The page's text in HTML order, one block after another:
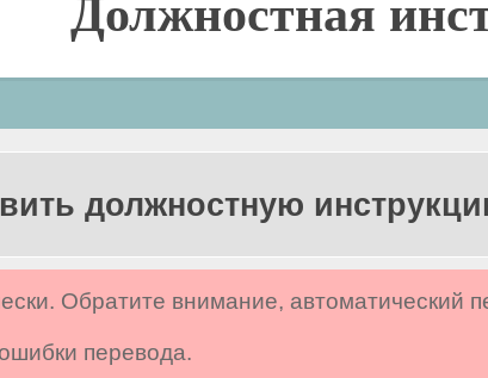
Должностная
должностную
Обратите внимание, автоматический
перевода.